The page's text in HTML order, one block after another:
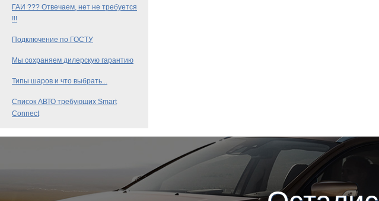
ГАИ ??? Отвечаем, нет не требуется
!!!
Подключение по ГОСТУ
Мы сохраняем дилерскую гарантию
Типы шаров и что выбрать...
Список АВТО требующих Smart
Connect